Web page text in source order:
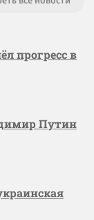
прогресс в
Путин